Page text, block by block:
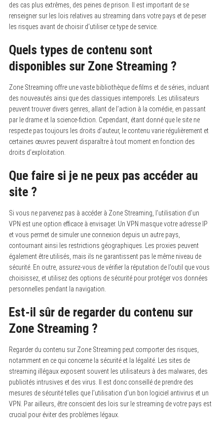
des cas plus extrêmes, des peines de prison. Il est important de se
renseigner sur les lois relatives au streaming dans votre pays et de peser
les risques avant de choisir d’utiliser ce type de service.
Quels types de contenu sont
disponibles sur Zone Streaming ?
Zone Streaming offre une vaste bibliothèque de films et de séries, incluant
des nouveautés ainsi que des classiques intemporels. Les utilisateurs
peuvent trouver divers genres, allant de l’action à la comédie, en passant
par le drame et la science-fiction. Cependant, étant donné que le site ne
respecte pas toujours les droits d’auteur, le contenu varie régulièrement et
certaines œuvres peuvent disparaître à tout moment en fonction des
droits d’exploitation.
Que faire si je ne peux pas accéder au
site ?
Si vous ne parvenez pas à accéder à Zone Streaming, l’utilisation d’un
VPN est une option efficace à envisager. Un VPN masque votre adresse IP
et vous permet de simuler une connexion depuis un autre pays,
contournant ainsi les restrictions géographiques. Les proxies peuvent
également être utilisés, mais ils ne garantissent pas le même niveau de
sécurité. En outre, assurez-vous de vérifier la réputation de l’outil que vous
choisissez, et utilisez des options de sécurité pour protéger vos données
personnelles pendant la navigation.
Est-il sûr de regarder du contenu sur
Zone Streaming ?
Regarder du contenu sur Zone Streaming peut comporter des risques,
notamment en ce qui concerne la sécurité et la légalité. Les sites de
streaming illégaux exposent souvent les utilisateurs à des malwares, des
publicités intrusives et des virus. Il est donc conseillé de prendre des
mesures de sécurité telles que l’utilisation d’un bon logiciel antivirus et un
VPN. Par ailleurs, être conscient des lois sur le streaming de votre pays est
crucial pour éviter des problèmes légaux.